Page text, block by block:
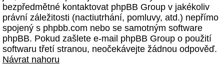
bezpředmětné kontaktovat phpBB Group v jakékoliv
právní záležitosti (nactiutrhání, pomluvy, atd.) nepřímo
spojený s phpbb.com nebo se samotným software
phpBB. Pokud zašlete e-mail phpBB Group o použití
softwaru třetí stranou, neočekávejte žádnou odpověď.
Návrat nahoru